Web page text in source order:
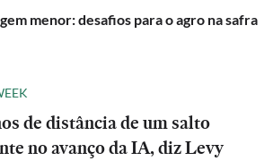
menor: desafios para o agro na safra
de distância de um salto
no avanço da IA, diz Levy